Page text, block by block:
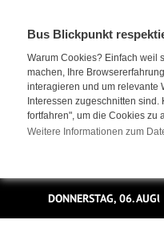
Bus Blickpunkt
Warum Cookies? Einfach weil
machen, Ihre
interagieren und um relevante
Interessen zugeschnitten sind.
fortfahren", um die Cookies zu
Weitere Informationen zum
DONNERSTAG, 06.